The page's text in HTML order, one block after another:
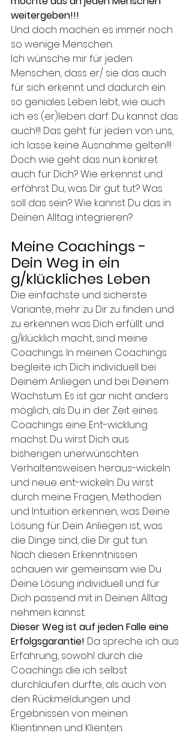
weitergeben!!!
Und doch machen es immer noch
so wenige Menschen.
Ich wünsche mir für jeden
Menschen, dass er/ sie das auch
für sich erkennt und dadurch ein
so geniales Leben lebt, wie auch
ich es (er)leben darf. Du kannst das
auch!!! Das geht für jede:n von uns,
ich lasse keine Ausnahme gelten!!!
Doch wie geht das nun konkret
auch für Dich? Wie erkennst und
erfährst Du, was Dir gut tut? Was
soll das sein? Wie kannst Du das in
Deinen Alltag integrieren?
Meine Coachings -
Dein Weg in ein
g/klückliches Leben
Die einfachste und sicherste
Variante, mehr zu Dir zu finden und
zu erkennen was Dich erfüllt und
g/klücklich macht, sind meine
Coachings. In meinen Coachings
begleite ich Dich individuell bei
Deinem Anliegen und bei Deinem
Wachstum. Es ist gar nicht anders
möglich, als Du in der Zeit eines
Coachings eine Ent-wicklung
machst. Du wirst Dich aus
bisherigen unerwünschten
Verhaltensweisen heraus-wickeln
und neue ent-wickeln. Du wirst
durch meine Fragen, Methoden
und Intuition erkennen, was Deine
Lösung für Dein Anliegen ist, was
die Dinge sind, die Dir gut tun.
Nach diesen Erkenntnissen
schauen wir gemeinsam wie Du
Deine Lösung individuell und für
Dich passend mit in Deinen Alltag
nehmen kannst.
Dieser Weg ist auf jeden Falle eine
Erfolgsgarantie! Da spreche ich aus
Erfahrung, sowohl durch die
Coachings die ich selbst
durchlaufen durfte, als auch von
den Rückmeldungen und
Ergebnissen von meinen
Klientinnen und Klienten.